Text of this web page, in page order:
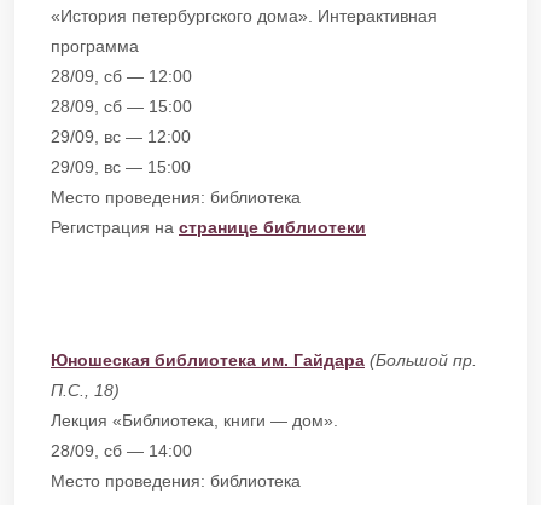
«История петербургского дома». Интерактивная
программа
28/09, сб — 12:00
28/09, сб — 15:00
29/09, вс — 12:00
29/09, вс — 15:00
Место проведения: библиотека
Регистрация на странице библиотеки
Юношеская библиотека им. Гайдара (Большой пр.
П.С., 18)
Лекция «Библиотека, книги — дом».
28/09, сб — 14:00
Место проведения: библиотека